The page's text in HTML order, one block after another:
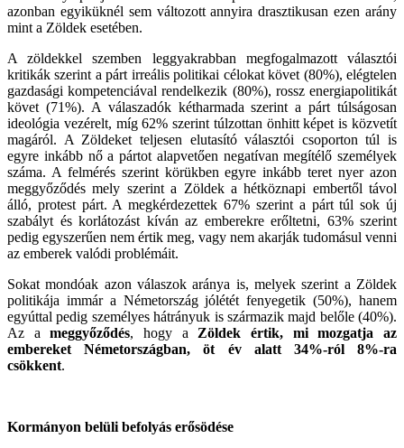
azonban egyiküknél sem változott annyira drasztikusan ezen arány
mint a Zöldek esetében.
A zöldekkel szemben leggyakrabban megfogalmazott választói
kritikák szerint a párt irreális politikai célokat követ (80%), elégtelen
gazdasági kompetenciával rendelkezik (80%), rossz energiapolitikát
követ (71%). A válaszadók kétharmada szerint a párt túlságosan
ideológia vezérelt, míg 62% szerint túlzottan önhitt képet is közvetít
magáról. A Zöldeket teljesen elutasító választói csoporton túl is
egyre inkább nő a pártot alapvetően negatívan megítélő személyek
száma. A felmérés szerint körükben egyre inkább teret nyer azon
meggyőződés mely szerint a Zöldek a hétköznapi embertől távol
álló, protest párt. A megkérdezettek 67% szerint a párt túl sok új
szabályt és korlátozást kíván az emberekre erőltetni, 63% szerint
pedig egyszerűen nem értik meg, vagy nem akarják tudomásul venni
az emberek valódi problémáit.
Sokat mondóak azon válaszok aránya is, melyek szerint a Zöldek
politikája immár a Németország jólétét fenyegetik (50%), hanem
egyúttal pedig személyes hátrányuk is származik majd belőle (40%).
Az ameggyőződés, hogy a Zöldek értik, mi mozgatja az
embereket Németországban, öt év alatt 34%-ról 8%-ra
csökkent.
Kormányon belüli befolyás erősödése